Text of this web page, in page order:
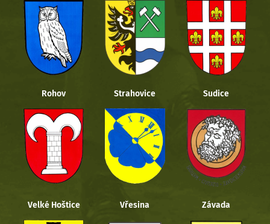
Rohov Strahovice Sudice
Velké Hoštice Vřesina Závada